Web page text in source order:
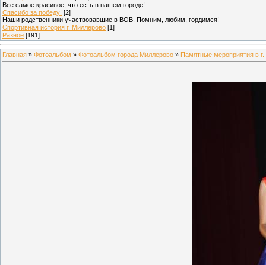
Все самое красивое, что есть в нашем городе!
Спасибо за победу! [2]
Наши родственники участвовавшие в ВОВ. Помним, любим, гордимся!
Спортивная история г. Миллерово [1]
Разное [191]
Главная » Фотоальбом » Фотоальбом города Миллерово » Памятные мероприятия в